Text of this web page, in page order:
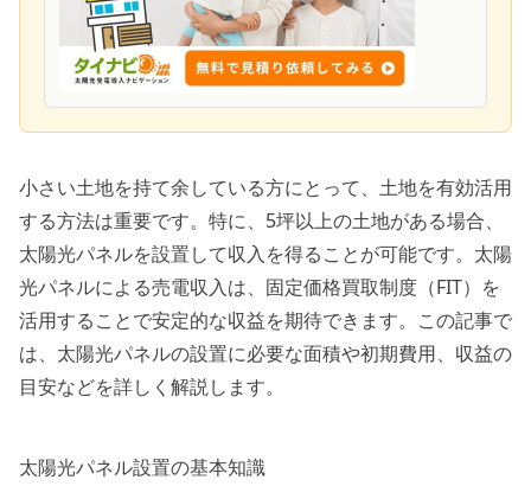
小さい土地を持て余している方にとって、土地を有効活用
する方法は重要です。特に、5坪以上の土地がある場合、
太陽光パネルを設置して収入を得ることが可能です。太陽
光パネルによる売電収入は、固定価格買取制度（FIT）を
活用することで安定的な収益を期待できます。この記事で
は、太陽光パネルの設置に必要な面積や初期費用、収益の
目安などを詳しく解説します。
太陽光パネル設置の基本知識